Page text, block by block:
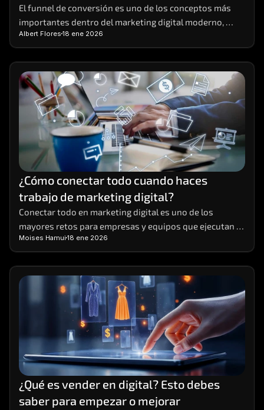
El funnel de conversión es uno de los conceptos más
importantes dentro del marketing digital moderno,
aunque también uno de los menos comprendidos.
Muchas empresas generan tráfico
Albert Flores 18 ene 2026
¿Cómo conectar todo cuando haces
trabajo de marketing digital?
Conectar todo en marketing digital es uno de los
mayores retos para empresas y equipos que ejecutan
múltiples acciones al mismo tiempo
Moises Hamui 18 ene 2026
¿Qué es vender en digital? Esto debes
saber para empezar o mejorar